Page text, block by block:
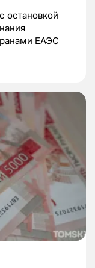
остановкой
ЕАЭС